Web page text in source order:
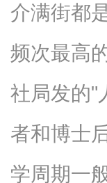
介满街都
频次最高
社局发的"
者和博士
学周期一